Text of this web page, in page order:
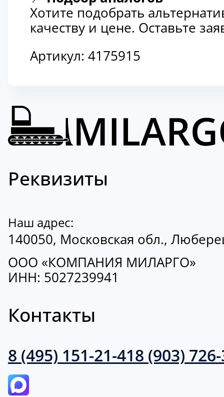
Хотите подобрать
качеству и цене. Оставьте
Артикул: 4175915
Реквизиты
Наш адрес:
140050, Московская обл.,
ООО «КОМПАНИЯ МИЛАРГО»
ИНН: 5027239941
Контакты
8 (495) 151-21-418 (903)